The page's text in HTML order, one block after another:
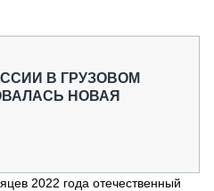
ТЕХНИКИ
В ГРУЗОВОМ
НОВАЯ
2022 года отечественный